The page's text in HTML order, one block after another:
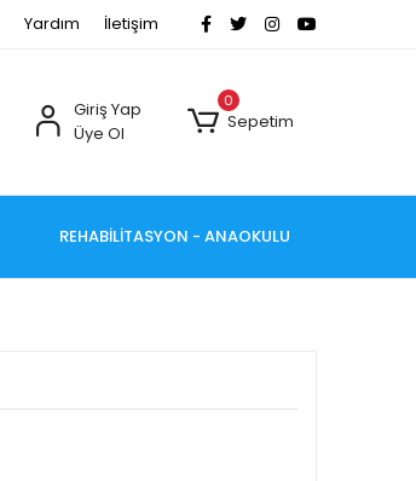
Yardım İletişim
Giriş Yap
Üye Ol
0
Sepetim
REHABİLİTASYON - ANAOKULU